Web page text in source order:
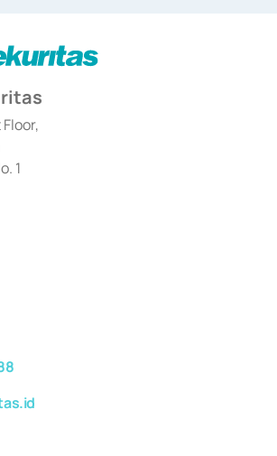
Otoritas Jasa Keuangan Nomor S-
Februari 2017, dan beberapa izin usaha lainnya
Uang yang izinnya diterbitkan pada tahun 2017
Bank Indonesia sebagai Lembaga Pendukung
Penatausahaan dan Penyelesaian Transaksi
yang izinnya diterbitkan pada tahun 2018.
1